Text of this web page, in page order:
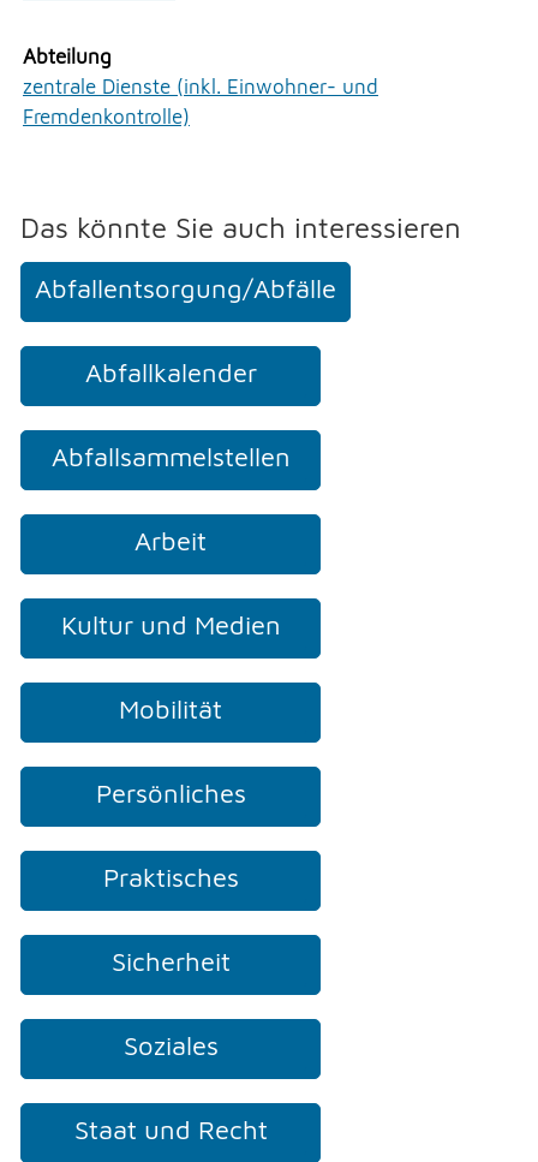
Sicherheit
Soziales
Staat und Recht
UMWELT
FREIZEIT
NOTFALL
TELEFON
KONTAKT
DRUCKEN
LOGIN
Abteilung
zentrale Dienste (inkl. Einwohner- und
Fremdenkontrolle)
Das könnte Sie auch interessieren
Abfallentsorgung/Abfälle
Abfallkalender
Abfallsammelstellen
Arbeit
Kultur und Medien
Mobilität
Persönliches
Praktisches
Sicherheit
Soziales
Staat und Recht